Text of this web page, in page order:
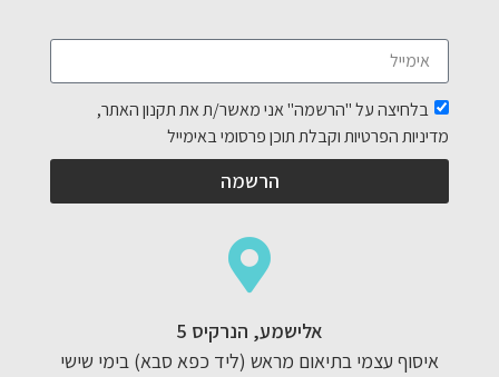
בלחיצה על "הרשמה" אני מאשר/ת את תקנון האתר,
מדיניות הפרטיות וקבלת תוכן פרסומי באימייל
הרשמה
אלישמע, הנרקיס 5
איסוף עצמי בתיאום מראש (ליד כפא סבא) בימי שישי